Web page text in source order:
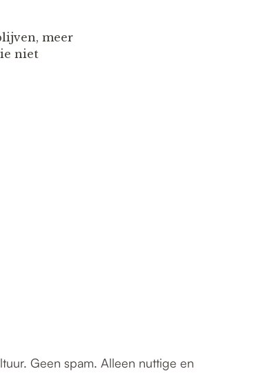
meer
niet
Geen spam. Alleen nuttige en